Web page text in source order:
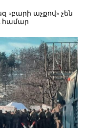
«բարի աչքով» չեն
համար